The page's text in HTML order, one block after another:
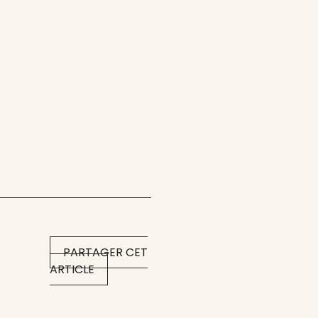
PARTAGER CET
ARTICLE